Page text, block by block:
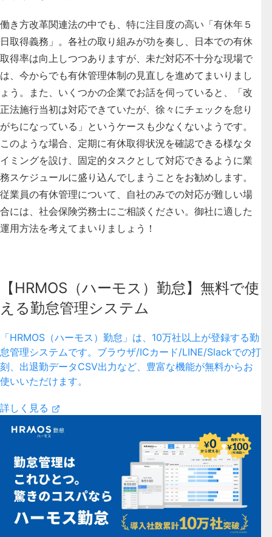
働き方改革関連法の中でも、特に注目度の高い「有休年５
日取得義務」。各社の取り組みが功を奏し、日本での有休
取得率は向上しつつありますが、未だ対応不十分な現場で
は、今からでも有休管理体制の見直しを進めてまいりまし
ょう。
また、いくつかの企業でお話を伺っていると、「改
正法施行当初は対応できていたが、徐々にチェックを怠り
がちになっている」というケースも少なくないようです。
このような場合、定期に有休取得状況を確認できる様なタ
イミングを設け、固定的タスクとして対応できるように業
務スケジュールに盛り込んでしまうことをお勧めします。
従業員の有休管理について、自社のみでの対応が難しい場
合には、社会保険労務士にご相談ください。御社に適した
運用方法を考えてまいりましょう！
【HRMOS（ハーモス）勤怠】無料で使
える勤怠管理システム
「HRMOS（ハーモス）勤怠」は、10万社以上が登録する勤
怠管理システムです。ブラウザ/ICカード/LINE/Slackでの打
刻、出退勤データCSV出力など、豊富な機能が無料からお
使いいただけます。
詳しく見る